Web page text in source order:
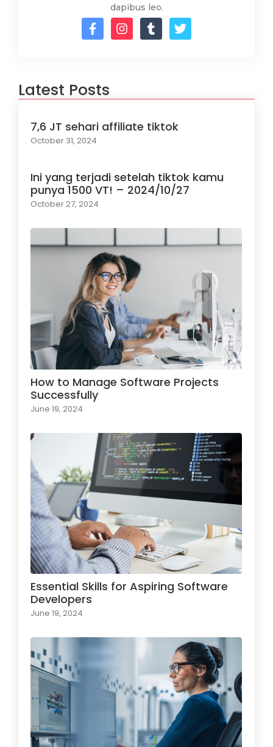
dapibus leo.
Latest Posts
7,6 JT sehari affiliate tiktok
October 31, 2024
Ini yang terjadi setelah tiktok kamu
punya 1500 VT! – 2024/10/27
October 27, 2024
How to Manage Software Projects
Successfully
June 19, 2024
Essential Skills for Aspiring Software
Developers
June 19, 2024